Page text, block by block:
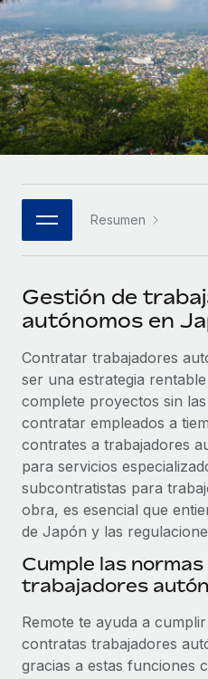
INFRAESTRUCTURA
Conexión Remote
Integra los RR. HH. en tus
complicaciones.
Plataforma
Funciones esenciales de
Conectar
Conecta cualquier
Optimiza los procesos
esenciales.
SERVICIOS
Pregunta a un experto
Obtén ayuda de gente
y cumplimiento normativo.
Comprobaciones de
Simplifica los procesos
Cumplimiento normativo
Adelántate a los riesgos
Gestión de dispositivos
Proporciona dispositivos
Mediana empresa
Amplía tu equipo con
personalizadas.
Empresa
RR. HH. globales para
ASOCIARSE
Socios tecnológicos
Integra la gestión de los
Asociarse
Descubre oportunidades
Remote Build
Consultoría de
CASOS PRÁCTICOS
Colaboración
Remote para gestionar
nóminas
Reverse Tech se asoció con
Cómo el personal de
Guías y recursos
Casos prácticos
Glosario de RR. HH.
Listas de verificación y
Biblioteca de
Webinarios
Información sobre
Obtén ayuda
Consulta todos los
Nómina global
Contractor Management
Impuestos
Explora el blog
Español
Italiano
Português (Portugal)
日本語
한국어
中文（简体）Resumen
Gestión de
autónomos en
Contratar trabajadores
ser una estrategia
complete proyectos sin
contratar empleados a
contrates a trabajadores
para servicios
subcontratistas para
obra, es esencial que
de Japón y las
Cumple las
trabajadores
Remote te ayuda a
contratas trabajadores
gracias a estas funciones